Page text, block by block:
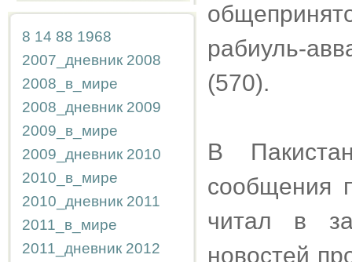
8 14 88 1968
2007_дневник 2008
2008_в_мире
2008_дневник 2009
2009_в_мире
2009_дневник 2010
2010_в_мире
2010_дневник 2011
2011_в_мире
2011_дневник 2012
рабиуль-
(570).
В
сообщения
читал в
новостей